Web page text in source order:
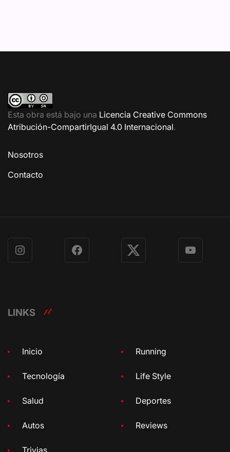
Esta obra está bajo una Licencia Creative Commons
Atribución-CompartirIgual 4.0 Internacional.
Nosotros
Contacto
Instagram Facebook X YouTube
LINKS
Inicio Running
Tecnología Life Style
Salud Deportes
Autos Reviews